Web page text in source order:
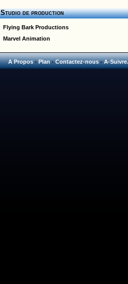
Studio de production
Flying Bark Productions
Marvel Animation
A Propos-Plan-Contactez-nous-A-